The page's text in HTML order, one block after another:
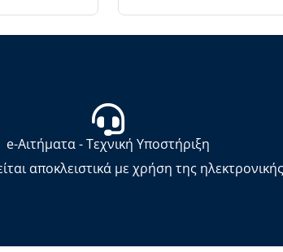
e-Αιτήματα - Τεχνική Υποστήριξη
αποκλειστικά με χρήση της